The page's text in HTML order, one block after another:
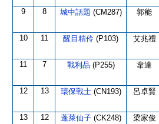
9 8 城中話題 (CM287) 郭能
10 11 醒目精伶 (P103) 艾兆禮
11 7 戰利品 (P255) 韋達
12 13 環保戰士 (CN193) 呂卓賢
13 12 蓬萊仙子 (CK248) 梁家俊